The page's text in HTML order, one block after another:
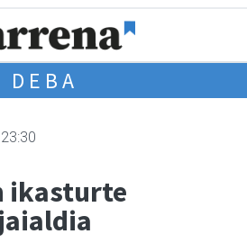
DEBA
ikasturte